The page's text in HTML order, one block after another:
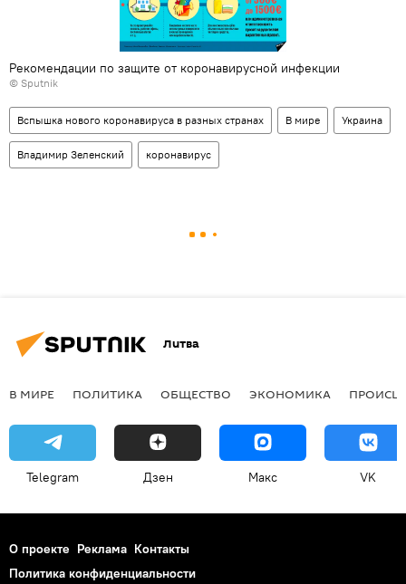
Рекомендации по защите от коронавирусной инфекции
© Sputnik
Вспышка нового коронавируса в разных странах В мире Украина
Владимир Зеленский коронавирус
Литва
В МИРЕ ПОЛИТИКА ОБЩЕСТВО ЭКОНОМИКА
Telegram Дзен Макс VK
О проекте Реклама Контакты
Политика конфиденциальности